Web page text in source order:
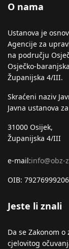
O nama
Ustanova je
Agencije za
na području
Osječko-
Županijska 4/III.
Skraćeni naziv
Javna ustanova
31000 Osijek,
Županijska 4/III
e-mail:
OIB: 79276999206
Jeste li znali
Da se Zakonom
cjelovitog